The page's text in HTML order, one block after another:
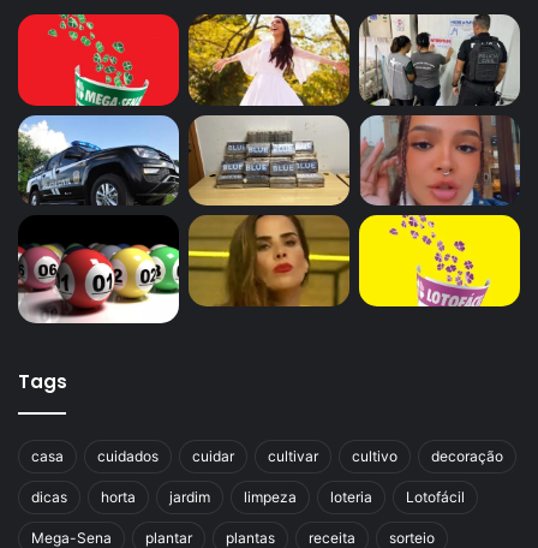
Tags
casa cuidados cuidar cultivar cultivo decoração
dicas horta jardim limpeza loteria Lotofácil
Mega-Sena plantar plantas receita sorteio